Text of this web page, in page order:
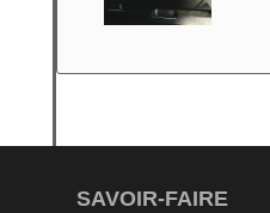
SAVOIR-FAIRE